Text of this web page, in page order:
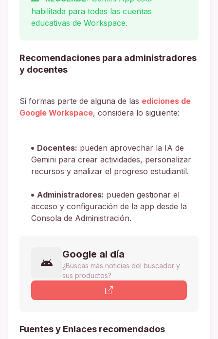
habilitada para todas las cuentas
educativas de Workspace.
Recomendaciones para administradores
y docentes
Si formas parte de alguna de las ediciones de
Google Workspace, considera lo siguiente:
Docentes: pueden aprovechar la IA de
Gemini para crear actividades, personalizar
recursos y analizar el progreso estudiantil.
Administradores: pueden gestionar el
acceso y configuración de la app desde la
Consola de Administración.
Google al día
¿Buscas más noticias del buscador y
sus productos?
Fuentes y Enlaces recomendados